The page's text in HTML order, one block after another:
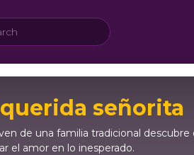
señorita
de una familia tradicional
el amor en lo inesperado.